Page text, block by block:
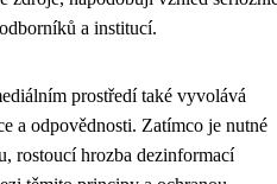
a institucí.
prostředí také vyvolává
a odpovědnosti. Zatímco je nutné
rostoucí hrozba dezinformací